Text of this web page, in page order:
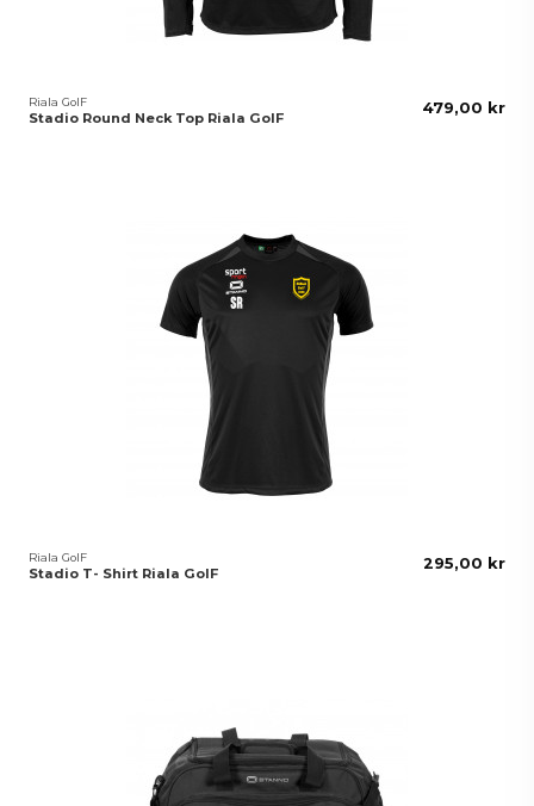
Riala GoIF
Stadio Round Neck Top Riala GoIF
479,00 kr
Riala GoIF
Stadio T- Shirt Riala GoIF
295,00 kr